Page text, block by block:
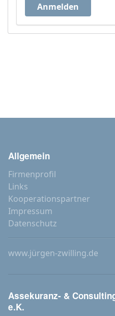
Anmelden
Allgemein
Firmenprofil
Links
Kooperationspartner
Impressum
Datenschutz
www.jürgen-zwilling.de
Assekuranz- &
e.K.